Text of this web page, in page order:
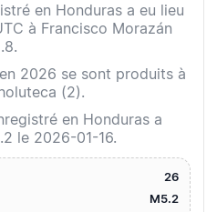
en Honduras a eu lieu
à Francisco Morazán
2026 se sont produits à
(2).
en Honduras a
le 2026-01-16.
26
M5.2